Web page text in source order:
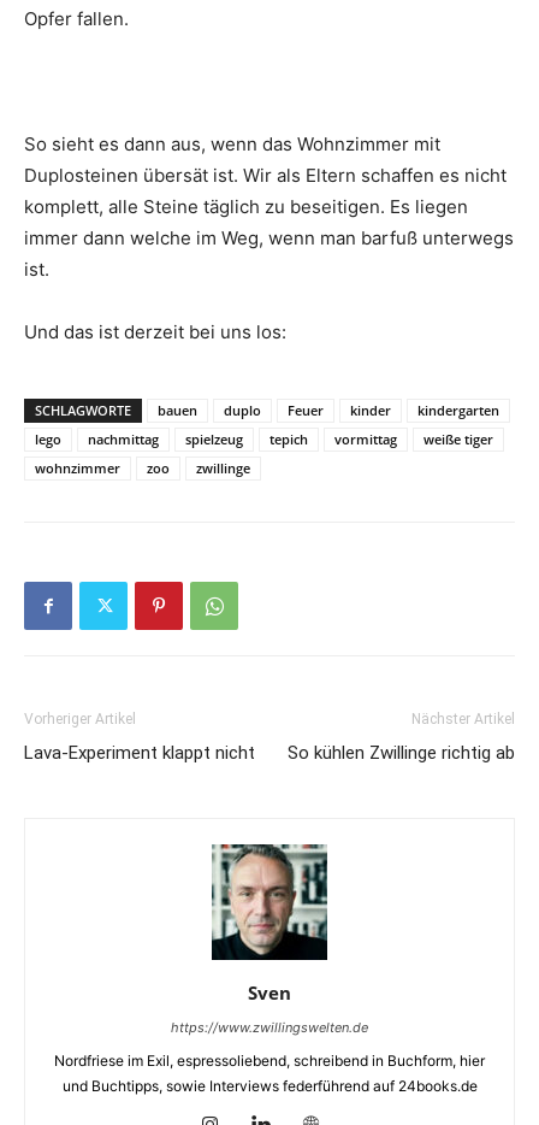
Opfer fallen.
So sieht es dann aus, wenn das Wohnzimmer mit
Duplosteinen übersät ist. Wir als Eltern schaffen es nicht
komplett, alle Steine täglich zu beseitigen. Es liegen
immer dann welche im Weg, wenn man barfuß unterwegs
ist.
Und das ist derzeit bei uns los:
SCHLAGWORTE bauen duplo Feuer kinder
kindergarten
lego
nachmittag spielzeug tepich vormittag
weiße tiger
wohnzimmer
zoo zwillinge
Vorheriger Artikel
Lava-Experiment klappt nicht
Nächster Artikel
So kühlen Zwillinge richtig ab
Sven
https://www.zwillingswelten.de
Nordfriese im Exil, espressoliebend, schreibend in Buchform, hier
und Buchtipps, sowie Interviews federführend auf 24books.de